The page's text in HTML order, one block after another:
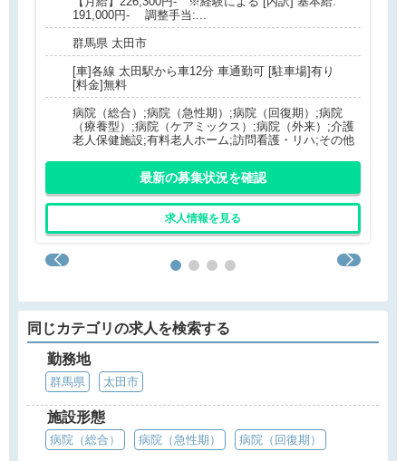
191,000円- 調整手当:...
群馬県 太田市
[車]各線 太田駅から車12分 車通勤可 [駐車場]有り
[料金]無料
病院（総合）;病院（急性期）;病院（回復期）;病院
（療養型）;病院（ケアミックス）;病院（外来）;介護
老人保健施設;有料老人ホーム;訪問看護・リハ;その他
最新の募集状況を確認
求人情報を見る
同じカテゴリの求人を検索する
勤務地
群馬県 太田市
施設形態
病院（総合） 病院（急性期） 病院（回復期）